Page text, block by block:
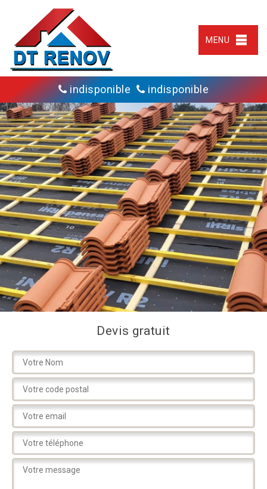
MENU
indisponible indisponible
Devis gratuit